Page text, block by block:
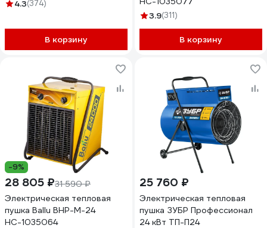
4.3(374)
В корзину
3.9(311)
В корзину
-9%
28 805 ₽31 590 ₽
Электрическая тепловая
пушка Ballu BHP-M-24
НС-1035064
25 760 ₽
Электрическая тепловая
пушка ЗУБР Профессионал
24 кВт ТП-П24